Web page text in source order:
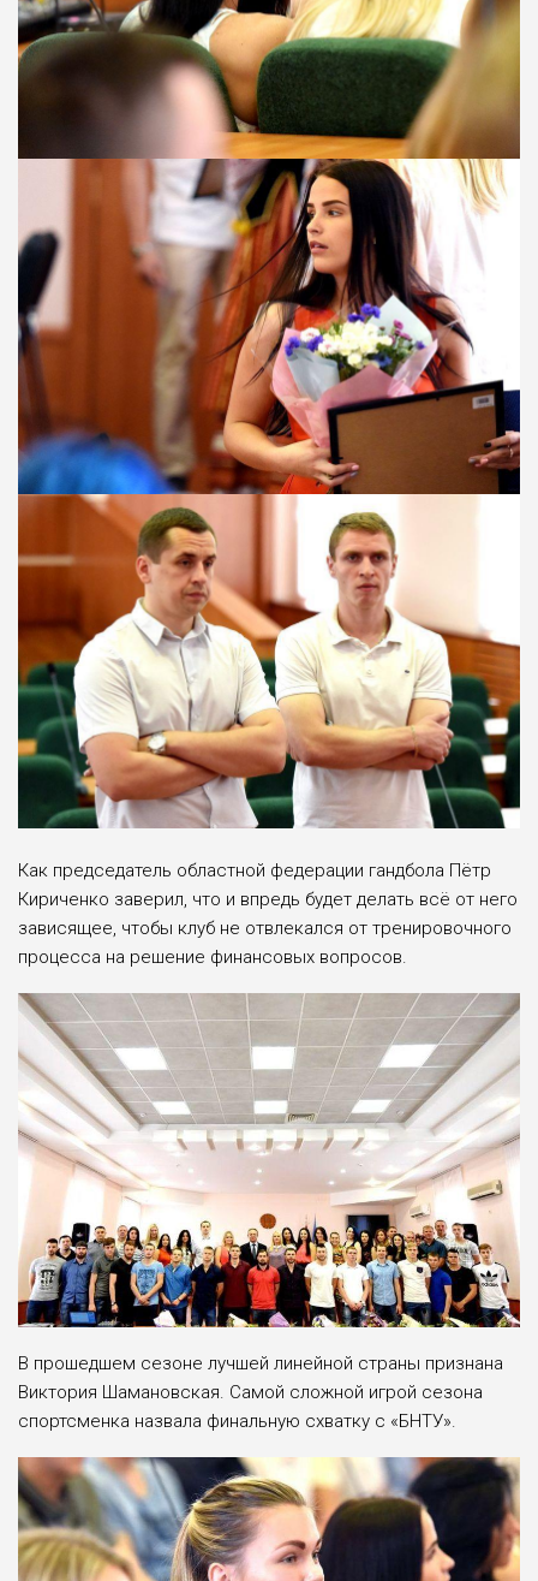
Как председатель областной федерации гандбола Пётр
Кириченко заверил, что и впредь будет делать всё от него
зависящее, чтобы клуб не отвлекался от тренировочного
процесса на решение финансовых вопросов.
В прошедшем сезоне лучшей линейной страны признана
Виктория Шамановская. Самой сложной игрой сезона
спортсменка назвала финальную схватку с «БНТУ».